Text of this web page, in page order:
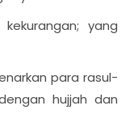
yang
para rasul-
hujjah dan